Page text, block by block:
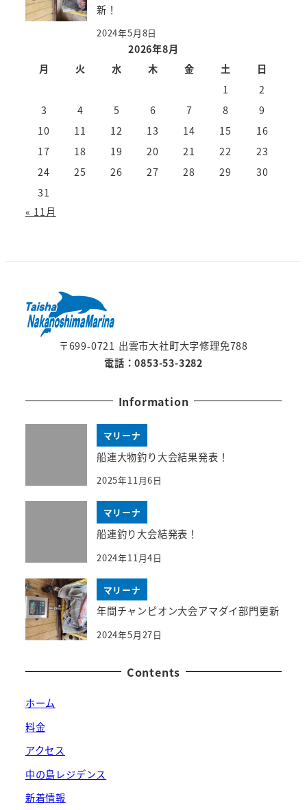
新！
2024年5月8日
2026年8月
月
火 水 木 金 土
日
1
2
3
4 5 6 7 8
9
10
11 12 13 14 15
16
17
18 19 20 21 22
23
24
25 26 27 28 29
30
31
« 11月
〒699-0721 出雲市大社町大字修理免788
電話：0853-53-3282
Information
マリーナ
船連大物釣り大会結果発表！
2025年11月6日
マリーナ
船連釣り大会結発表！
2024年11月4日
マリーナ
年間チャンピオン大会アマダイ部門更新
2024年5月27日
Contents
ホーム
料金
アクセス
中の島レジデンス
新着情報